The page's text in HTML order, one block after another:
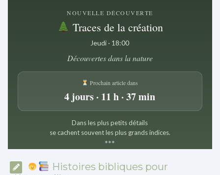
NOUVELLE DÉCOUVERTE
Traces de la création
Jeudi · 18:00
Découvertes dans la nature
Prochain article dans
4 jours · 11 h · 37 min
Dans les plus petits détails
se cachent souvent les plus grands indices.
***
Histoires bibliques pour